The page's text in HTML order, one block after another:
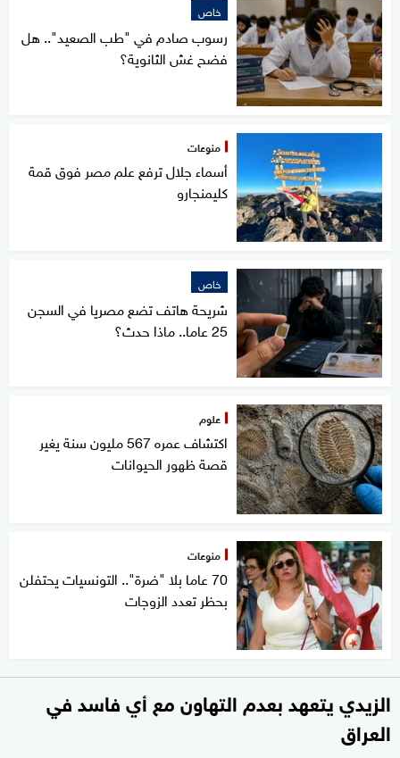
خاص
رسوب صادم في "طب الصعيد".. هل
فضح غش الثانوية؟
منوعات
أسماء جلال ترفع علم مصر فوق قمة
كليمنجارو
خاص
شريحة هاتف تضع مصريا في السجن
25 عاما.. ماذا حدث؟
علوم
اكتشاف عمره 567 مليون سنة يغير
قصة ظهور الحيوانات
منوعات
70 عاما بلا "ضرة".. التونسيات يحتفلن
بحظر تعدد الزوجات
الزيدي يتعهد بعدم التهاون مع أي فاسد في
العراق